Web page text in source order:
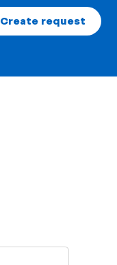
Create request